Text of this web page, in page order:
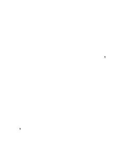
,
,